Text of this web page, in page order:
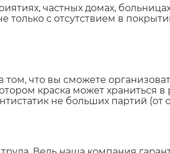
частных домах,
с отсутствием в
что вы сможете
краска может храниться
не больших партий (от